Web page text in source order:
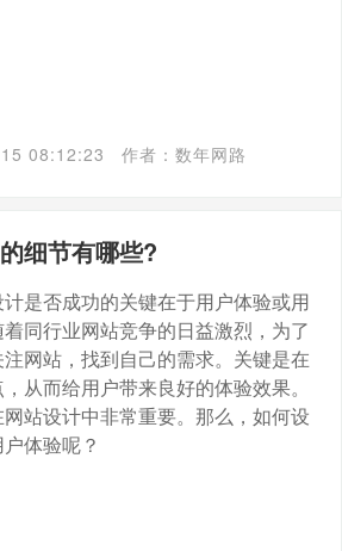
08:12:23 作者：数年网路
细节有哪些?
是否成功的关键在于用户体验或用
同行业网站竞争的日益激烈，为了
网站，找到自己的需求。关键是在
从而给用户带来良好的体验效果。
站设计中非常重要。那么，如何设
体验呢？